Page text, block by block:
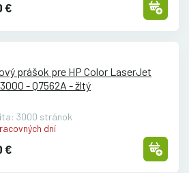
€
prášok pre HP Color LaserJet
3000 - Q7562A - žltý
3000 stránok
dní
€